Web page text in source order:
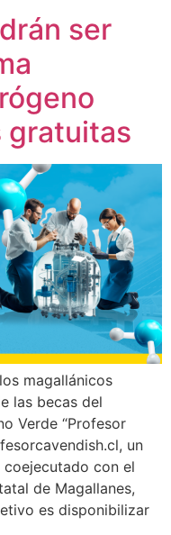
ser
gratuitas
magallánicos
las becas del
Verde “Profesor
un
con el
de Magallanes,
es disponibilizar